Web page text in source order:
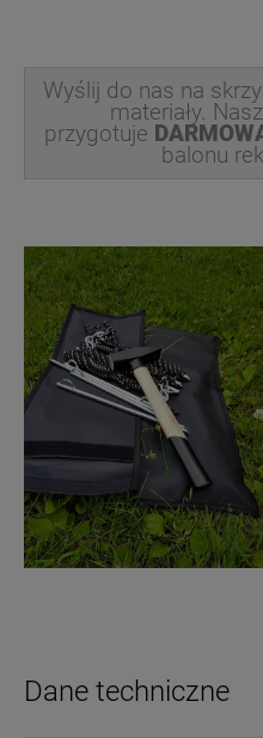
Wyślij do nas na
materiały.
przygotuje
balonu
Dane techniczne